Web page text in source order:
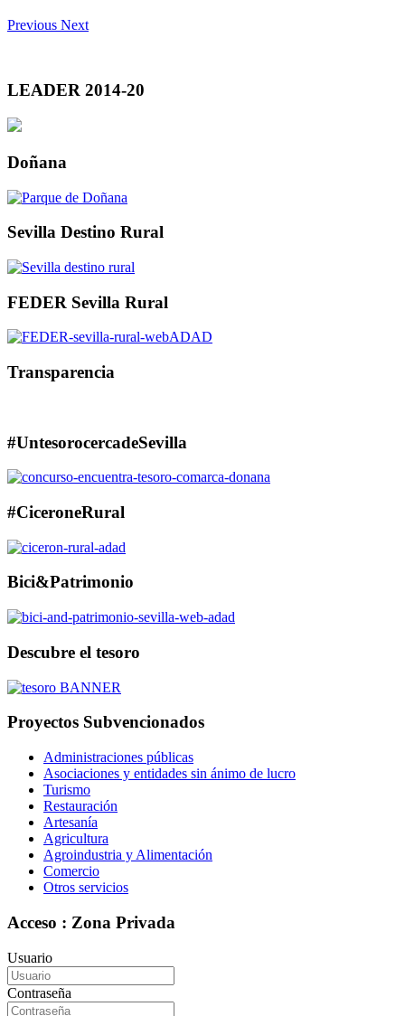
Previous Next
LEADER 2014-20
Doñana
Sevilla Destino Rural
FEDER Sevilla Rural
Transparencia
#UntesorocercadeSevilla
#CiceroneRural
Bici&Patrimonio
Descubre el tesoro
Proyectos Subvencionados
Administraciones públicas
Asociaciones y entidades sin ánimo de lucro
Turismo
Restauración
Artesanía
Agricultura
Agroindustria y Alimentación
Comercio
Otros servicios
Acceso : Zona Privada
Usuario
Contraseña